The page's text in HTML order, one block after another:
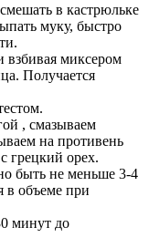
в кастрюльке
муку, быстро
взбивая миксером
Получается
, смазываем
на противень
грецкий орех.
быть не меньше 3-4
в объеме при
минут до